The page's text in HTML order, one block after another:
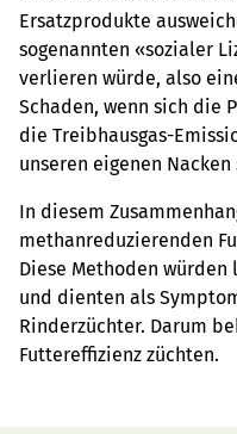
Ersatzprodukte
sogenannten «sozialer
verlieren würde, also
Schaden, wenn sich die
die Treibhausgas-
unseren eigenen
In diesem
methanreduzierenden
Diese Methoden
und dienten als
Rinderzüchter. Darum
Futtereffizienz züchten.